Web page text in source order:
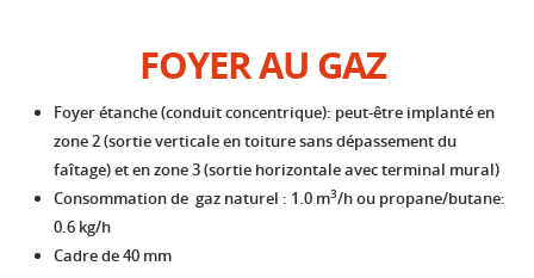
FOYER AU GAZ
Foyer étanche (conduit concentrique): peut-être implanté en
zone 2 (sortie verticale en toiture sans dépassement du
faîtage) et en zone 3 (sortie horizontale avec terminal mural)
Consommation de gaz naturel : 1.0 m3/h ou propane/butane:
0.6 kg/h
Cadre de 40 mm